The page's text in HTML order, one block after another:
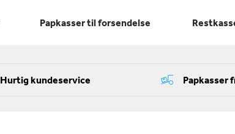
Papkasser til forsendelse
Hurtig kundeservice Papkasser